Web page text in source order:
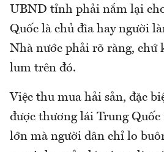
UBND tỉnh phải nắm lại
Quốc là chủ đìa hay người
Nhà nước phải rõ ràng, chứ
lum trên đó.
Việc thu mua hải sản, đặc
được thương lái Trung
lớn mà người dân chỉ lo